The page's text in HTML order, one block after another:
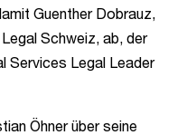
Guenther Dobrauz,
Schweiz, ab, der
Services Legal Leader
Öhner über seine